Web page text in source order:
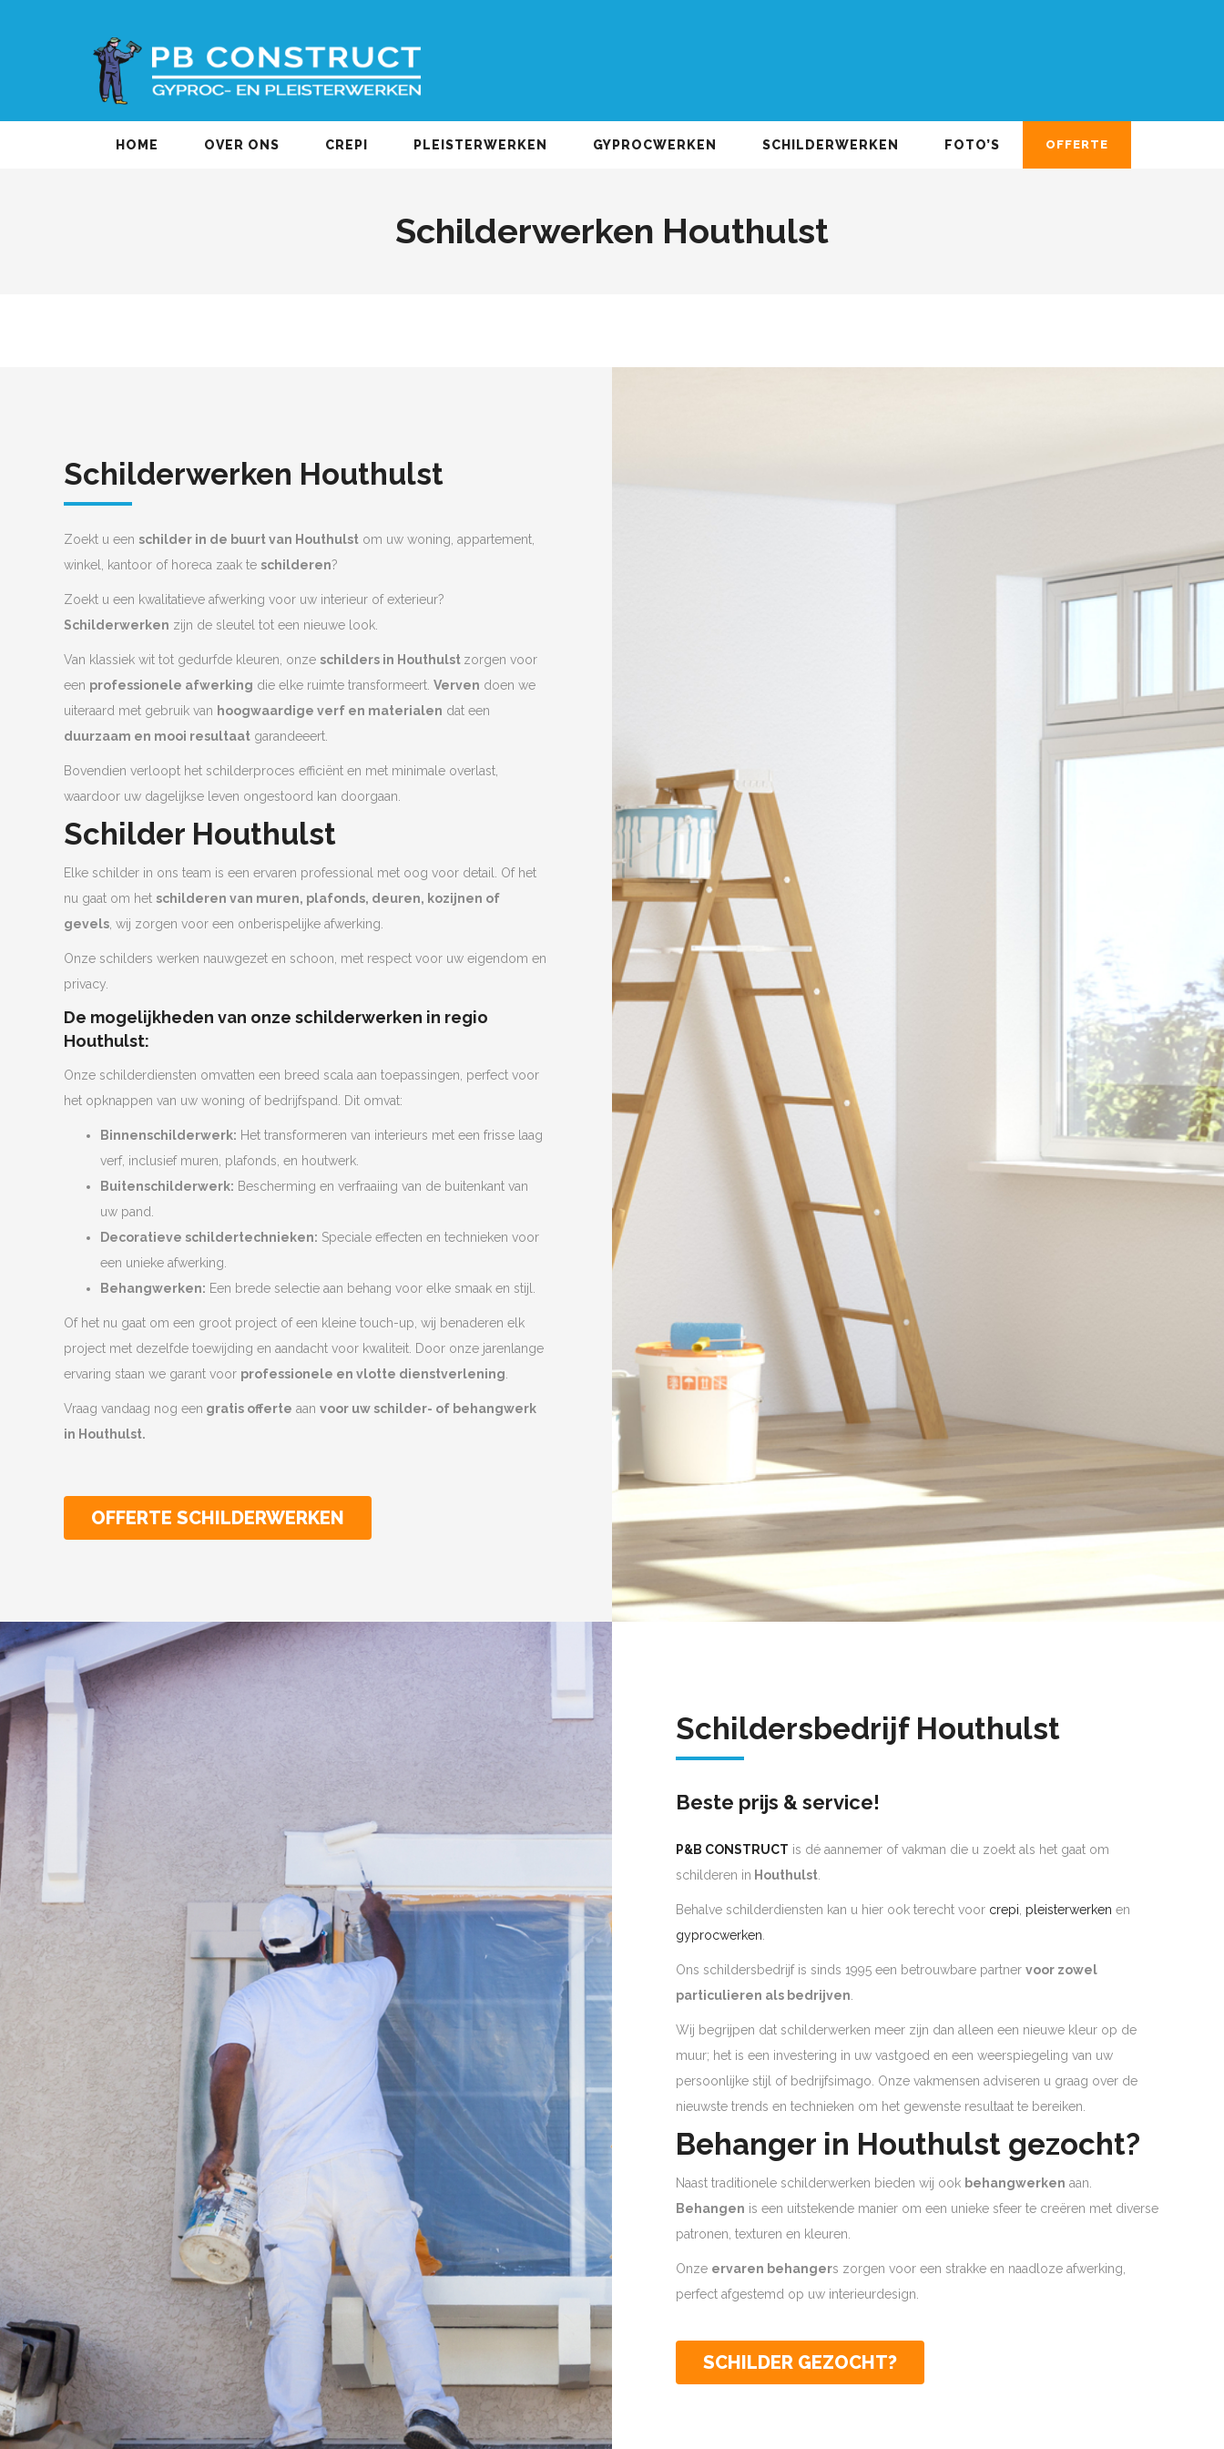
HOME OVER ONS CREPI PLEISTERWERKEN GYPROCWERKEN SCHILDERWERKEN FOTO’S OFFERTE
Schilderwerken Houthulst
Schilderwerken Houthulst
Zoekt u een schilder in de buurt van Houthulst om uw woning, appartement,
winkel, kantoor of horeca zaak te schilderen?
Zoekt u een kwalitatieve afwerking voor uw interieur of exterieur?
Schilderwerken zijn de sleutel tot een nieuwe look.
Van klassiek wit tot gedurfde kleuren, onze schilders in Houthulst zorgen voor
een professionele afwerking die elke ruimte transformeert. Verven doen we
uiteraard met gebruik van hoogwaardige verf en materialen dat een
duurzaam en mooi resultaat garandeeert.
Bovendien verloopt het schilderproces efficiënt en met minimale overlast,
waardoor uw dagelijkse leven ongestoord kan doorgaan.
Schilder Houthulst
Elke schilder in ons team is een ervaren professional met oog voor detail. Of het
nu gaat om het schilderen van muren, plafonds, deuren, kozijnen of
gevels , wij zorgen voor een onberispelijke afwerking.
Onze schilders werken nauwgezet en schoon, met respect voor uw eigendom en
privacy.
De mogelijkheden van onze schilderwerken in regio
Houthulst:
Onze schilderdiensten omvatten een breed scala aan toepassingen, perfect voor
het opknappen van uw woning of bedrijfspand. Dit omvat:
Binnenschilderwerk: Het transformeren van interieurs met een frisse laag
verf, inclusief muren, plafonds, en houtwerk.
Buitenschilderwerk: Bescherming en verfraaiing van de buitenkant van
uw pand.
Decoratieve schildertechnieken: Speciale effecten en technieken voor
een unieke afwerking.
Behangwerken: Een brede selectie aan behang voor elke smaak en stijl.
Of het nu gaat om een groot project of een kleine touch-up, wij benaderen elk
project met dezelfde toewijding en aandacht voor kwaliteit. Door onze jarenlange
ervaring staan we garant voor professionele en vlotte dienstverlening
Vraag vandaag nog een gratis offerte aan voor uw schilder- of behangwerk
in Houthulst.
OFFERTE SCHILDERWERKEN
Schildersbedrijf Houthulst
Beste prijs & service!
P&B CONSTRUCT is dé aannemer of vakman die u zoekt als het gaat om
schilderen in Houthulst
Behalve schilderdiensten kan u hier ook terecht voor crepi pleisterwerken en
gyprocwerken
Ons schildersbedrijf is sinds 1995 een betrouwbare partner voor zowel
particulieren als bedrijven
Wij begrijpen dat schilderwerken meer zijn dan alleen een nieuwe kleur op de
muur; het is een investering in uw vastgoed en een weerspiegeling van uw
persoonlijke stijl of bedrijfsimago. Onze vakmensen adviseren u graag over de
nieuwste trends en technieken om het gewenste resultaat te bereiken.
Behanger in Houthulst gezocht?
Naast traditionele schilderwerken bieden wij ook behangwerken aan.
Behangen is een uitstekende manier om een unieke sfeer te creëren met diverse
patronen, texturen en kleuren.
Onze ervaren behangers zorgen voor een strakke en naadloze afwerking,
perfect afgestemd op uw interieurdesign.
SCHILDER GEZOCHT?